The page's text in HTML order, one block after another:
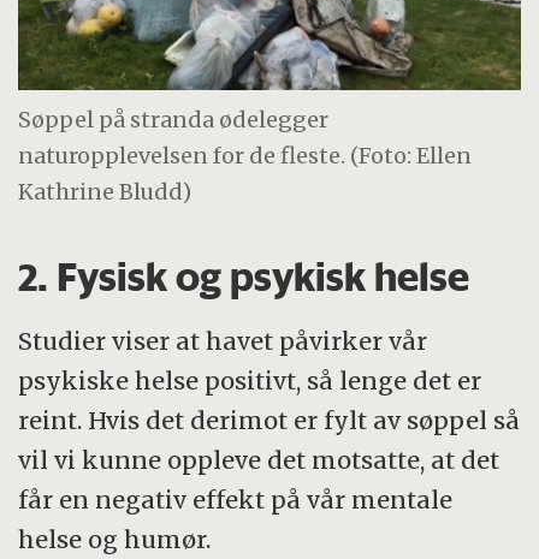
Søppel på stranda ødelegger
naturopplevelsen for de fleste. (Foto: Ellen
Kathrine Bludd)
2. Fysisk og psykisk helse
Studier viser at havet påvirker vår
psykiske helse positivt, så lenge det er
reint. Hvis det derimot er fylt av søppel så
vil vi kunne oppleve det motsatte, at det
får en negativ effekt på vår mentale
helse og humør.